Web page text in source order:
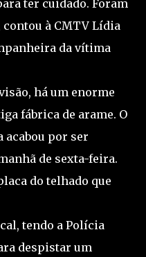
ter cuidado. Foram
à CMTV Lídia
da vítima
há um enorme
fábrica de arame. O
acabou por ser
de sexta-feira.
do telhado que
tendo a Polícia
despistar um